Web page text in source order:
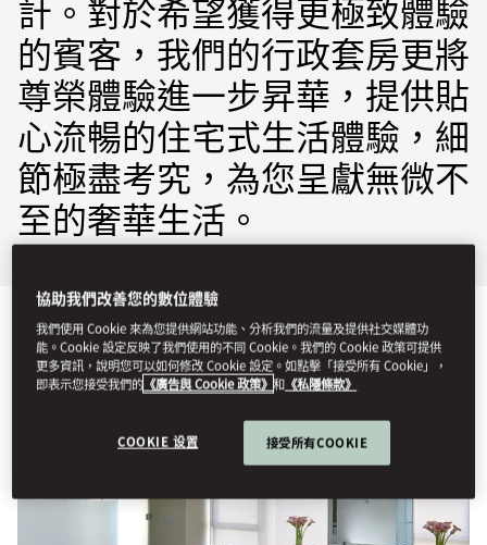
計。對於希望獲得更極致體驗
的賓客，我們的行政套房更將
尊榮體驗進一步昇華，提供貼
心流暢的住宅式生活體驗，細
節極盡考究，為您呈獻無微不
至的奢華生活。
檢視全部 客房 套房
協助我們改善您的數位體驗
我們使用 Cookie 來為您提供網站功能、分析我們的流量及提供社交媒體功
能。Cookie 設定反映了我們使用的不同 Cookie。我們的 Cookie 政策可提供
更多資訊，說明您可以如何修改 Cookie 設定。如點擊「接受所有 Cookie」，
即表示您接受我們的 《廣告與 Cookie 政策》 和 《私隱條款》
COOKIE 设置 接受所有COOKIE